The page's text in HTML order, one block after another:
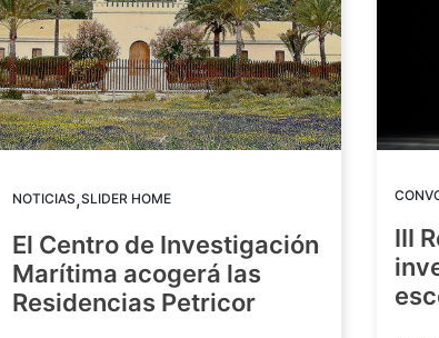
NOTICIAS,SLIDER HOME
El Centro de Investigación
Marítima acogerá las
Residencias Petricor
III